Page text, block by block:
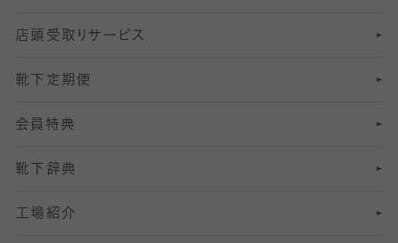
10分丈 レギンス
12分丈レギンス
13分丈レギンス
スポーツ用レッグウォーマー
SS サイズ（21～23cm）
Sサイズ（22～25cm）
Mサイズ（25～27cm）
Lサイズ（27～29cm）
着圧・加圧タイツ
むくみ対策
足の疲れ対策
足の臭い対策
冷え対策
店頭受取りサービス
靴下定期便
会員特典
靴下辞典
工場紹介